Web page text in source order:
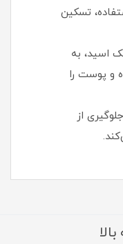
تسکین
اسید، به
و پوست را
از